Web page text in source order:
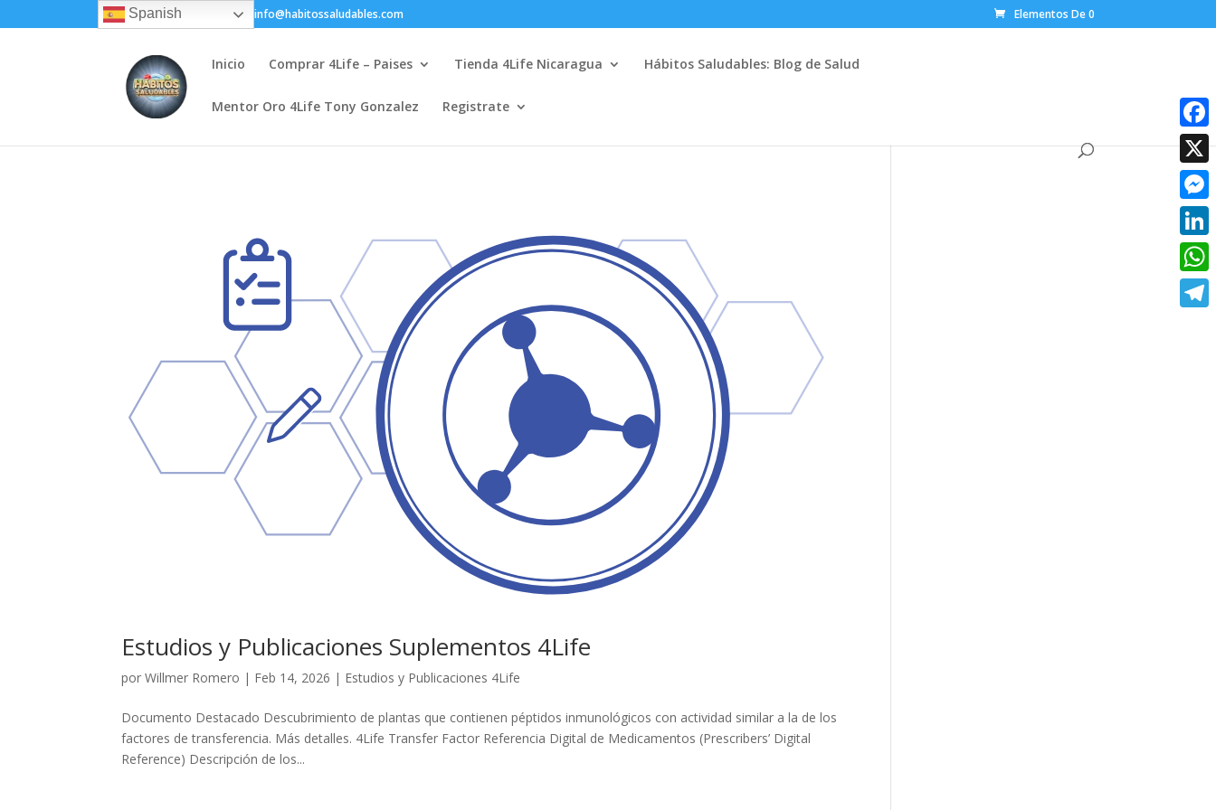
+(505) 8200-1450 info@habitossaludables.com Elementos De 0
Inicio Comprar 4Life – Paises Tienda 4Life Nicaragua Hábitos Saludables: Blog de Salud
Mentor Oro 4Life Tony Gonzalez Registrate
Estudios y Publicaciones Suplementos 4Life
porWillmer Romero | Feb 14, 2026 | Estudios y Publicaciones 4Life
Documento Destacado Descubrimiento de plantas que contienen péptidos inmunológicos con actividad similar a la de los
factores de transferencia. Más detalles. 4Life Transfer Factor Referencia Digital de Medicamentos (Prescribers’ Digital
Reference) Descripción de los...
X
Spanish